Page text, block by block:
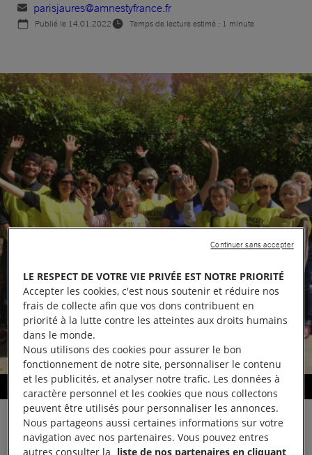
parisjaures@amnestyfrance.fr
Publié le 14.01.2022 Temps de lecture estimé : 1 minute
Aux couleurs d'Amnesty International
LE RESPECT DE VOTRE VIE PRIVÉE EST NOTRE PRIORITÉ
Accepter les cookies, c'est nous soutenir et réduire nos
frais de collecte afin que vos dons contribuent en
priorité à la lutte contre les atteintes aux droits humains
dans le monde.
Nous utilisons des cookies pour assurer le bon
fonctionnement de notre site, personnaliser le contenu
et les publicités, et analyser notre trafic. Les données à
caractère personnel et les cookies que nous collectons
peuvent être utilisés pour personnaliser les annonces.
Nous partageons aussi certaines informations sur votre
navigation avec nos partenaires. Vous pouvez entres
autres consulter la liste de nos partenaires en cliquant
Continuer sans accepter